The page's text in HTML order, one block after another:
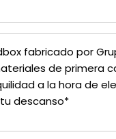
fabricado por
de primera
a la hora de
descanso*